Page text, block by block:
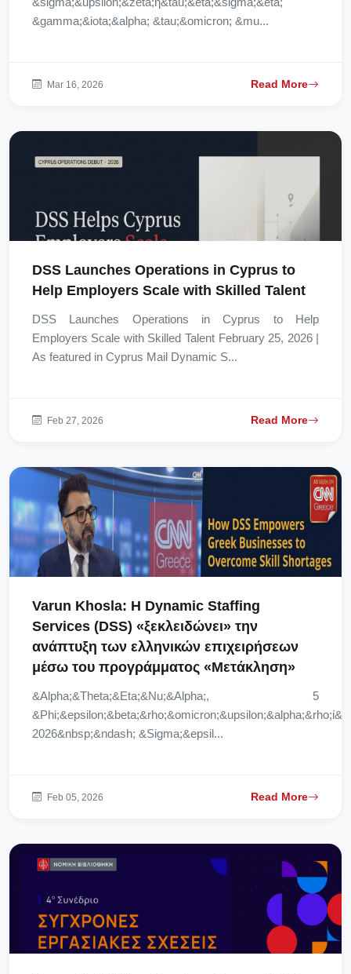
&gamma;&iota;&alpha; &tau;&omicron; &mu...
Mar 16, 2026 Read More
DSS Launches Operations in Cyprus to
Help Employers Scale with Skilled Talent
DSS Launches Operations in Cyprus to Help
Employers Scale with Skilled Talent February 25, 2026 |
As featured in Cyprus Mail Dynamic S...
Feb 27, 2026 Read More
Varun Khosla: Η Dynamic Staffing
Services (DSS) «ξεκλειδώνει» την
ανάπτυξη των ελληνικών επιχειρήσεων
μέσω του προγράμματος «Μετάκληση»
&Alpha;&Theta;&Eta;&Nu;&Alpha;, 5
2026&nbsp;&ndash; &Sigma;&epsil...
Feb 05, 2026 Read More